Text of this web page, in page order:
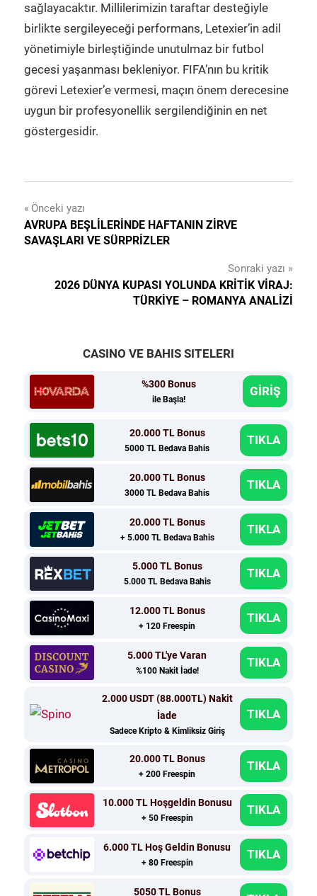
sağlayacaktır. Millilerimizin taraftar desteğiyle
birlikte sergileyeceği performans, Letexier’in adil
yönetimiyle birleştiğinde unutulmaz bir futbol
gecesi yaşanması bekleniyor. FIFA’nın bu kritik
görevi Letexier’e vermesi, maçın önem derecesine
uygun bir profesyonellik sergilendiğinin en net
göstergesidir.
Yazı
gezinmesi
Önceki yazı
AVRUPA BEŞLILERINDE HAFTANIN ZIRVE
SAVAŞLARI VE SÜRPRIZLER
Sonraki yazı
2026 DÜNYA KUPASI YOLUNDA KRITIK VIRAJ:
TÜRKIYE – ROMANYA ANALIZI
CASINO VE BAHIS SITELERI
%300 Bonus
ile Başla!
GİRİŞ
20.000 TL Bonus
5000 TL Bedava Bahis
TIKLA
20.000 TL Bonus
3000 TL Bedava Bahis
TIKLA
20.000 TL Bonus
+ 5.000 TL Bedava Bahis
TIKLA
5.000 TL Bonus
5.000 TL Bedava Bahis
TIKLA
12.000 TL Bonus
+ 120 Freespin
TIKLA
5.000 TL'ye Varan
%100 Nakit İade!
TIKLA
2.000 USDT (88.000TL) Nakit
İade
Sadece Kripto & Kimliksiz Giriş
TIKLA
20.000 TL Bonus
+ 200 Freespin
TIKLA
10.000 TL Hoşgeldin Bonusu
+ 50 Freespin
TIKLA
6.000 TL Hoş Geldin Bonusu
+ 80 Freespin
TIKLA
5050 TL Bonus